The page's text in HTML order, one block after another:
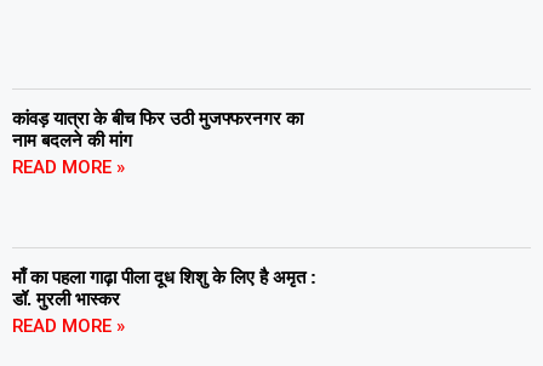
कांवड़ यात्रा के बीच फिर उठी मुजफ्फरनगर का
नाम बदलने की मांग
READ MORE »
माँ का पहला गाढ़ा पीला दूध शिशु के लिए है अमृत :
डॉ. मुरली भास्कर
READ MORE »